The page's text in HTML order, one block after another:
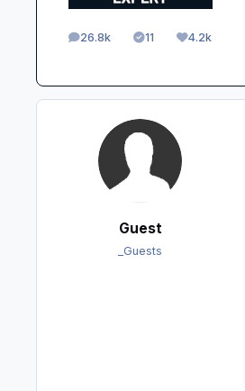
26.8k
posts 11
Solutions4.2k
Reputation
Guest
_Guests